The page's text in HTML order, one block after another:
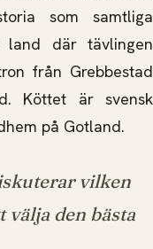
som samtliga
land där tävlingen
från Grebbestad
Köttet är svensk
på Gotland.
vilken
välja den bästa